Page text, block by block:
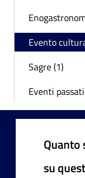
Evento
Sagre (1)
Eventi passati
Quanto
su